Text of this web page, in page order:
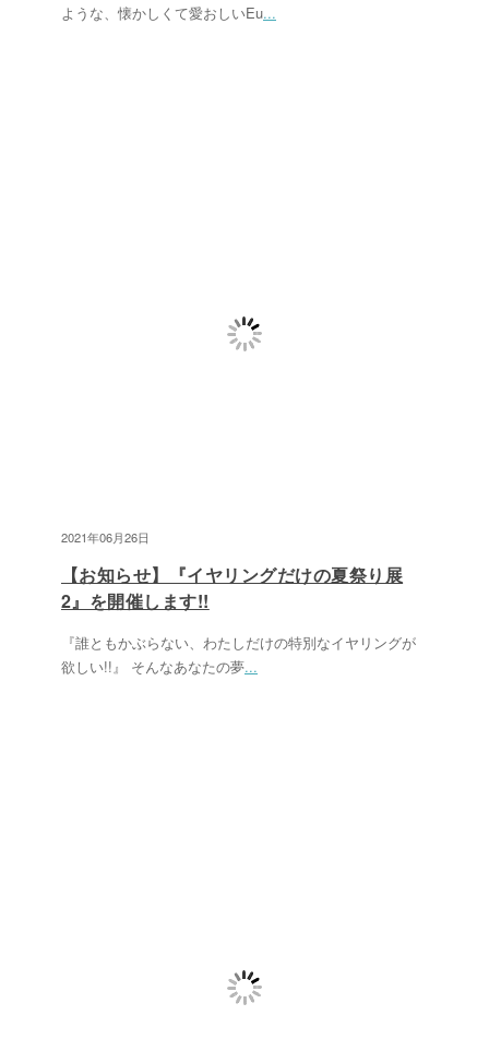
ような、懐かしくて愛おしいEu...
2021年06月26日
【お知らせ】『イヤリングだけの夏祭り展
2』を開催します!!
『誰ともかぶらない、わたしだけの特別なイヤリングが
欲しい!!』 そんなあなたの夢...